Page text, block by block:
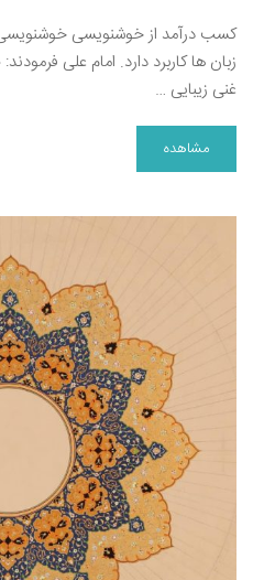
کسب درآمد از خوشنویسی خوشنویسی
زبان ها کاربرد دارد. امام علی
غنی زیبایی …
مشاهده